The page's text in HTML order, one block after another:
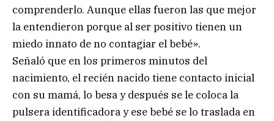
comprenderlo. Aunque ellas fueron las que mejor
la entendieron porque al ser positivo tienen un
miedo innato de no contagiar el bebé».
Señaló que en los primeros minutos del
nacimiento, el recién nacido tiene contacto inicial
con su mamá, lo besa y después se le coloca la
pulsera identificadora y ese bebé se lo traslada en